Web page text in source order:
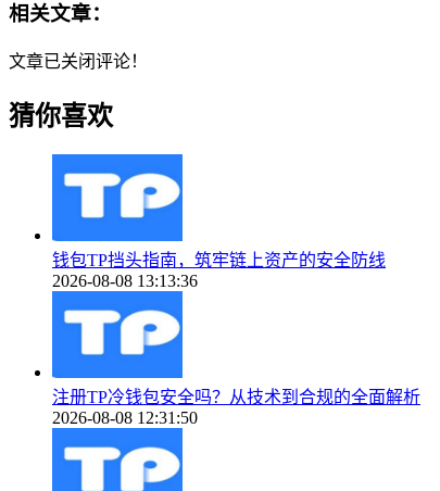
相关文章：
文章已关闭评论！
猜你喜欢
钱包TP挡头指南，筑牢链上资产的安全防线
2026-08-08 13:13:36
注册TP冷钱包安全吗？从技术到合规的全面解析
2026-08-08 12:31:50